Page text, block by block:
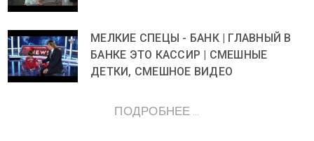
МЕЛКИЕ СПЕЦЫ - БАНК | ГЛАВНЫЙ В
БАНКЕ ЭТО КАССИР | СМЕШНЫЕ
ДЕТКИ, СМЕШНОЕ ВИДЕО
ПОДРОБНЕЕ ...